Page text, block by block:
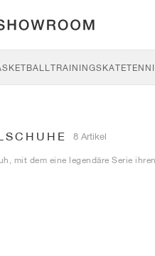
TRAININGSKATE
8 Artikel
mit dem eine legendäre Serie